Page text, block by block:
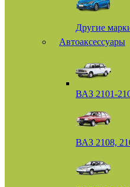
Другие
Автоаксессуары
ВАЗ 2101-
ВАЗ 2108,